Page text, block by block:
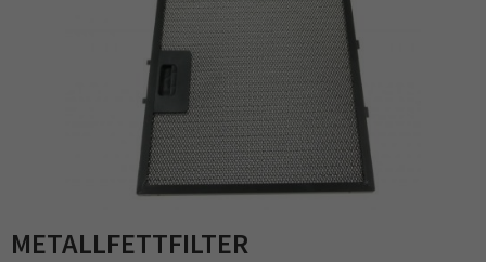
METALLFETTFILTER